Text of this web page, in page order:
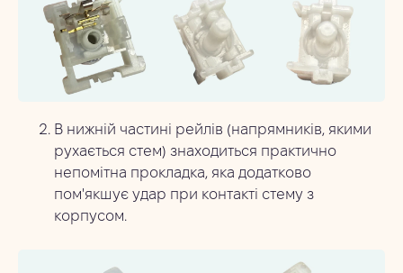
В нижній частині рейлів (напрямників, якими
рухається стем) знаходиться практично
непомітна прокладка, яка додатково
пом'якшує удар при контакті стему з
корпусом.